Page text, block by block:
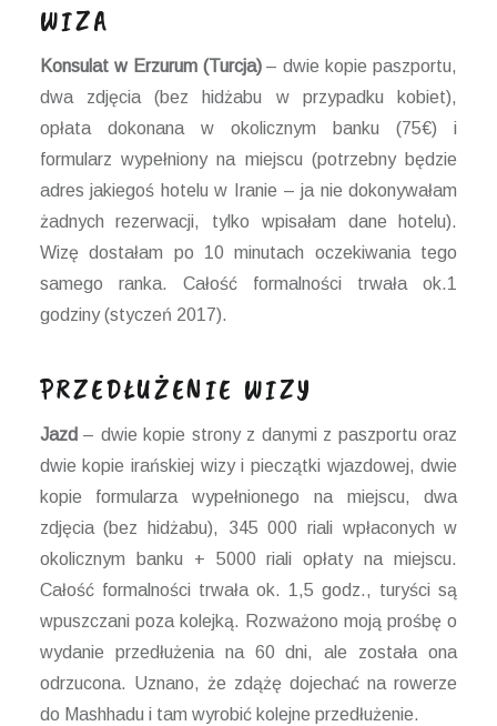
WIZA
Konsulat w Erzurum (Turcja)– dwie kopie paszportu,
dwa zdjęcia (bez hidżabu w przypadku kobiet),
opłata dokonana w okolicznym banku (75€) i
formularz wypełniony na miejscu (potrzebny będzie
adres jakiegoś hotelu w Iranie – ja nie dokonywałam
żadnych rezerwacji, tylko wpisałam dane hotelu).
Wizę dostałam po 10 minutach oczekiwania tego
samego ranka. Całość formalności trwała ok.1
godziny (styczeń 2017).
PRZEDŁUŻENIE WIZY
Jazd – dwie kopie strony z danymi z paszportu oraz
dwie kopie irańskiej wizy i pieczątki wjazdowej, dwie
kopie formularza wypełnionego na miejscu, dwa
zdjęcia (bez hidżabu), 345 000 riali wpłaconych w
okolicznym banku + 5000 riali opłaty na miejscu.
Całość formalności trwała ok. 1,5 godz., turyści są
wpuszczani poza kolejką. Rozważono moją prośbę o
wydanie przedłużenia na 60 dni, ale została ona
odrzucona. Uznano, że zdążę dojechać na rowerze
do Mashhadu i tam wyrobić kolejne przedłużenie.